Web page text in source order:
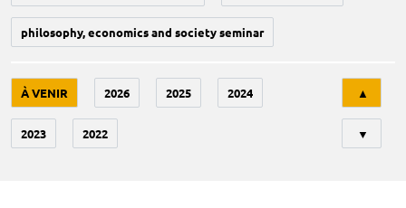
philosophy, economics and society seminar
À VENIR 2026 2025 2024
2023 2022
▲
▼